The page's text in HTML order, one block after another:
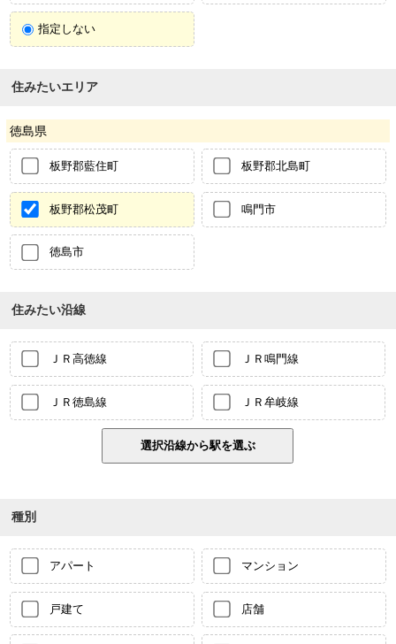
指定しない
住みたいエリア
徳島県
板野郡藍住町 板野郡北島町
板野郡松茂町 鳴門市
徳島市
住みたい沿線
ＪＲ高徳線 ＪＲ鳴門線
ＪＲ徳島線 ＪＲ牟岐線
種別
アパート マンション
戸建て 店舗